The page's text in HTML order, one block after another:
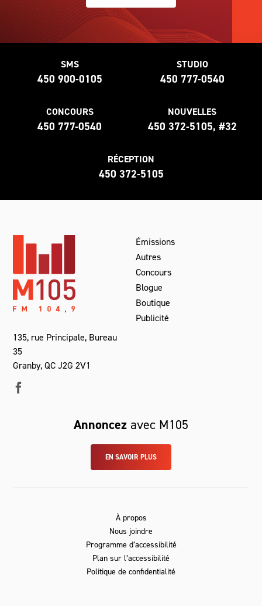
SMS
450 900-0105
STUDIO
450 777-0540
CONCOURS
450 777-0540
NOUVELLES
450 372-5105, #32
RÉCEPTION
450 372-5105
135, rue Principale, Bureau
35
Granby, QC J2G 2V1
Émissions
Autres
Concours
Blogue
Boutique
Publicité
Annoncez avec M105
EN SAVOIR PLUS
À propos
Nous joindre
Programme d’accessibilité
Plan sur l’accessibilité
Politique de confidentialité